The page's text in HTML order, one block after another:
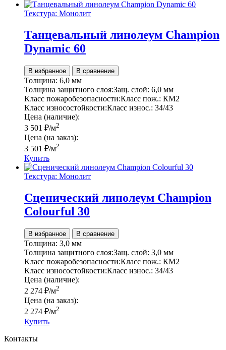
Текстура: Монолит
Танцевальный линолеум Champion
Dynamic 60
В избранное В сравнение
Толщина: 6,0 мм
Толщина защитного слоя:Защ. слой: 6,0 мм
Класс пожаробезопасности:Класс пож.: КМ2
Класс износостойкости:Класс износ.: 34/43
Цена (наличие):
3 501 ₽/м2
Цена (на заказ):
3 501 ₽/м2
Купить
Текстура: Монолит
Сценический линолеум Champion
Colourful 30
В избранное В сравнение
Толщина: 3,0 мм
Толщина защитного слоя:Защ. слой: 3,0 мм
Класс пожаробезопасности:Класс пож.: КМ2
Класс износостойкости:Класс износ.: 34/43
Цена (наличие):
2 274 ₽/м2
Цена (на заказ):
2 274 ₽/м2
Купить
Контакты